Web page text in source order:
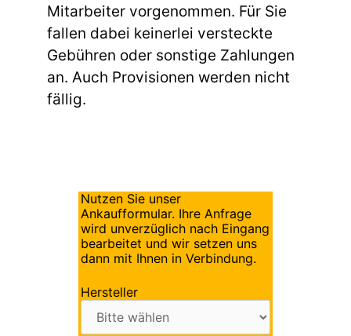
Mitarbeiter vorgenommen. Für Sie
fallen dabei keinerlei versteckte
Gebühren oder sonstige Zahlungen
an. Auch Provisionen werden nicht
fällig.
Nutzen Sie unser
Ankaufformular. Ihre Anfrage
wird unverzüglich nach Eingang
bearbeitet und wir setzen uns
dann mit Ihnen in Verbindung.
Hersteller